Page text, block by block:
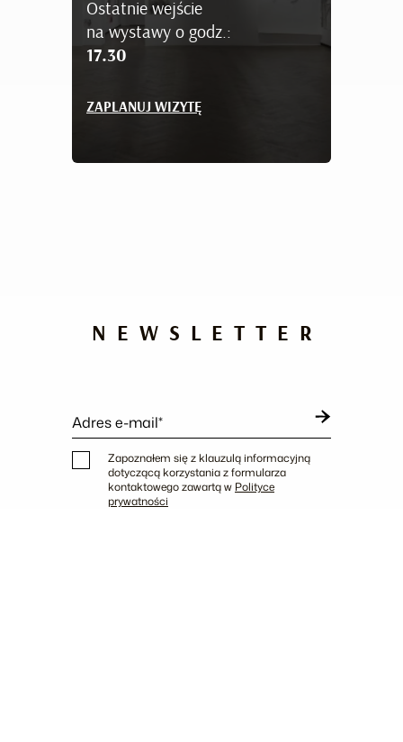
Ostatnie wejście
na wystawy o godz.:
17.30
ZAPLANUJ WIZYTĘ
NEWSLETTER
Adres e-mail*
Zapoznałem się z klauzulą informacyjną
dotyczącą korzystania z formularza
kontaktowego zawartą w Polityce
prywatności